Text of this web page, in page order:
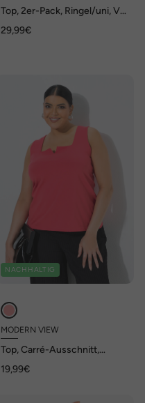
Top, 2er-Pack, Ringel/uni, V-
29,99€
NACHHALTIG
MODERN VIEW
Top, Carré-Ausschnitt,
19,99€